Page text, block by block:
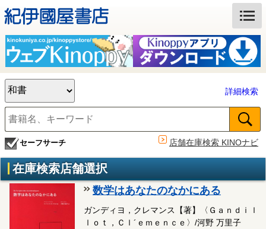
詳細検索
セーフサーチ 店舗在庫検索 KINOナビ
在庫検索店舗選択
数学はあなたのなかにある
ガンディヨ，クレマンス【著】〈Ｇａｎｄｉｌ
ｌｏｔ，Ｃｌ´ｅｍｅｎｃｅ〉/河野 万里子